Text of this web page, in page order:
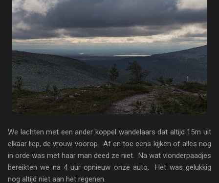
We lachten met een ander koppel wandelaars dat altijd 15m uit
elkaar liep, de vrouw voorop. Af en toe eens kijken of alles nog
in orde was met haar man deed ze niet. Na wat vlonderpaadjes
bereikten we na 4 uur opnieuw onze auto. Het was gelukkig
nog altijd niet aan het regenen.